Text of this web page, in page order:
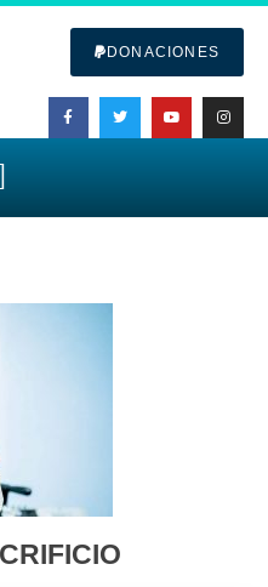
DONACIONES